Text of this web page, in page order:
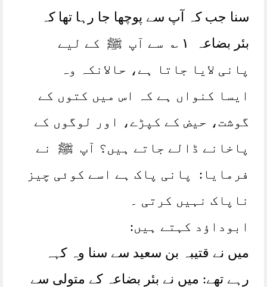
سنا جب کہ آپ سے پوچھا جا رہا تھا کہ
بئر بضاعہ ١ ؎ سے آپ ﷺ کے لیے
پانی لایا جاتا ہے، حالانکہ وہ
ایسا کنواں ہے کہ اس میں کتوں کے
گوشت، حیض کے کپڑے، اور لوگوں کے
پاخانے ڈالے جاتے ہیں؟ آپ ﷺ نے
فرمایا: پانی پاک ہے اسے کوئی چیز
ناپاک نہیں کرتی ۔
ابوداؤد کہتے ہیں:
میں نے قتیبہ بن سعید سے سنا وہ کہہ
رہے تھے: میں نے بئر بضاعہ کے متولی سے